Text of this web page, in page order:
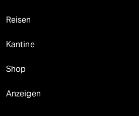
Reisen
Kantine
Shop
Anzeigen